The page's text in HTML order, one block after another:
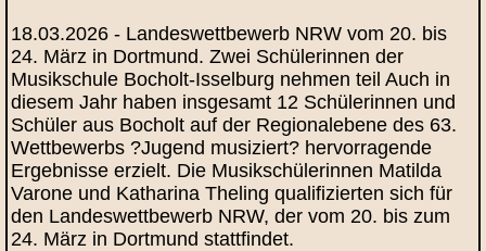
18.03.2026 - Landeswettbewerb NRW vom 20. bis
24. März in Dortmund. Zwei Schülerinnen der
Musikschule Bocholt-Isselburg nehmen teil Auch in
diesem Jahr haben insgesamt 12 Schülerinnen und
Schüler aus Bocholt auf der Regionalebene des 63.
Wettbewerbs ?Jugend musiziert? hervorragende
Ergebnisse erzielt. Die Musikschülerinnen Matilda
Varone und Katharina Theling qualifizierten sich für
den Landeswettbewerb NRW, der vom 20. bis zum
24. März in Dortmund stattfindet.